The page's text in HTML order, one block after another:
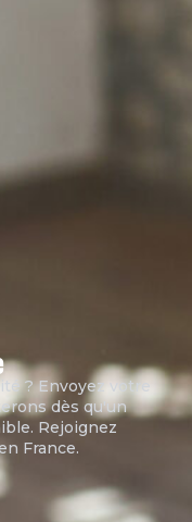
? Envoyez votre
dès qu'un
Rejoignez
France.